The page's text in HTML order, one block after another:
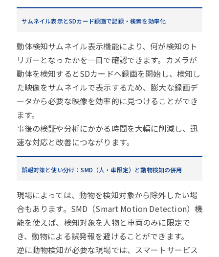
サムネイル表示とSDカード録画で記録・検索を効率化
動体検知サムネイル表示機能により、何が検知のト
リガーとなったかを一目で確認できます。カメラが
動体を検知するとSDカードへ録画を開始し、検知し
た映像をサムネイルで表示するため、膨大な録画デ
ータから必要な映像を効率的に見つけることができ
ます。
事後の検証や分析にかかる時間を大幅に削減し、迅
速な対応と改善につながります。
誤報対策と使い分け：SMD（人・車限定）と動物検知の併用
現場によっては、動物を検知対象から除外したい場
合もあります。SMD（Smart Motion Detection）機
能を使えば、検知対象を人物と車両のみに限定で
き、動物による誤発報を避けることができます。
逆に動物検知が必要な現場では、スマートサービス